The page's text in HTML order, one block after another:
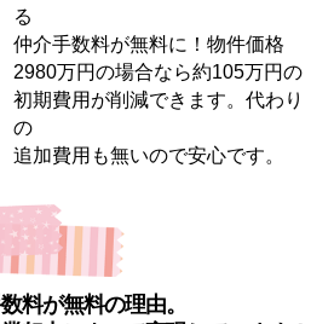
る
仲介手数料が無料に！物件価格
2980万円の場合なら約105万円の
初期費用が削減できます。代わり
の
追加費用も無いので安心です。
料が無料の理由。